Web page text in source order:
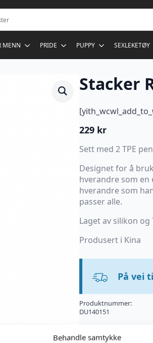
Behandle samtykke
MENN PRIDE PUPPY SEXLEKETØY
Stacker
229 kr
Sett med 2 TPE
Designet for å
hverandre som en
hverandre som
passer alle.
Laget av silikon og
Produsert i Kina
På vei
Produktnummer:
DU140151